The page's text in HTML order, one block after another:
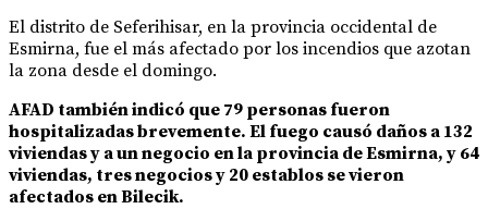
El distrito de Seferihisar, en la provincia occidental de
Esmirna, fue el más afectado por los incendios que azotan
la zona desde el domingo.
AFAD también indicó que 79 personas fueron
hospitalizadas brevemente. El fuego causó daños a 132
viviendas y a un negocio en la provincia de Esmirna, y 64
viviendas, tres negocios y 20 establos se vieron
afectados en Bilecik.